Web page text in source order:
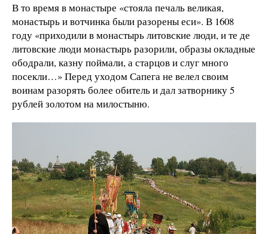
В то время в монастыре «стояла печаль великая,
монастырь и вотчинка были разорены еси». В 1608
году «приходили в монастырь литовские люди, и те де
литовские люди монастырь разорили, образы окладные
ободрали, казну поймали, а старцов и слуг много
посекли…» Перед уходом Сапега не велел своим
воинам разорять более обитель и дал затворнику 5
рублей золотом на милостыню.